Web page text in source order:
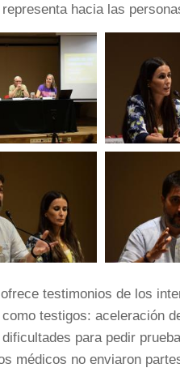
hacia las
testimonios de los
testigos: aceleración
para pedir
médicos no enviaron